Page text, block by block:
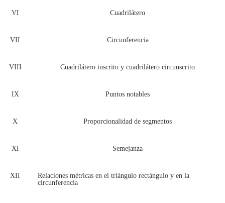
VI Cuadrilátero
VII Circunferencia
VIII Cuadrilátero inscrito y cuadrilátero circunscrito
IX Puntos notables
X Proporcionalidad de segmentos
XI Semejanza
XII
Relaciones métricas en el triángulo rectángulo y en la
circunferencia